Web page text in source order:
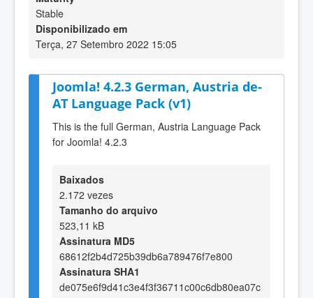
Stable
Disponibilizado em
Terça, 27 Setembro 2022 15:05
Joomla! 4.2.3 German, Austria de-
AT Language Pack (v1)
This is the full German, Austria Language Pack
for Joomla! 4.2.3
Baixados
2.172 vezes
Tamanho do arquivo
523,11 kB
Assinatura MD5
68612f2b4d725b39db6a789476f7e800
Assinatura SHA1
de075e6f9d41c3e4f3f36711c00c6db80ea07c